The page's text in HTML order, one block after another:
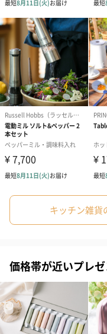
商品詳細情報
成分/原材料
【トレー
材質：合
【プロ
本体：ポ
カラビナ
サイズ（幅・
奥行き・高
さ）
【トレー
80mm・
【プロテ
直径
重さ/内容量
【トレー
【プロテ
600ml
外装の形状
【トレー
ヘッダ付
台湾
【プロテ
お届け内容・
セット状態
・トレー
・トレー
・プロテ
キッチン雑貨
価格帯が近いプレ